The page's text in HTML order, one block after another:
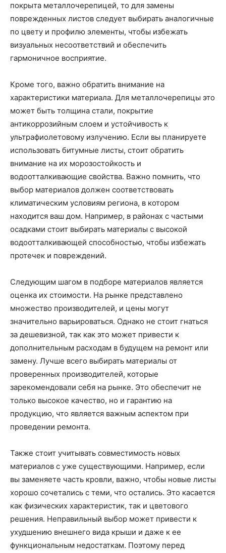
покрыта металлочерепицей, то для замены
поврежденных листов следует выбирать аналогичные
по цвету и профилю элементы, чтобы избежать
визуальных несоответствий и обеспечить
гармоничное восприятие.
Кроме того, важно обратить внимание на
характеристики материала. Для металлочерепицы это
может быть толщина стали, покрытие
антикоррозийным слоем и устойчивость к
ультрафиолетовому излучению. Если вы планируете
использовать битумные листы, стоит обратить
внимание на их морозостойкость и
водоотталкивающие свойства. Важно помнить, что
выбор материалов должен соответствовать
климатическим условиям региона, в котором
находится ваш дом. Например, в районах с частыми
осадками стоит выбирать материалы с высокой
водоотталкивающей способностью, чтобы избежать
протечек и повреждений.
Следующим шагом в подборе материалов является
оценка их стоимости. На рынке представлено
множество производителей, и цены могут
значительно варьироваться. Однако не стоит гнаться
за дешевизной, так как это может привести к
дополнительным расходам в будущем на ремонт или
замену. Лучше всего выбирать материалы от
проверенных производителей, которые
зарекомендовали себя на рынке. Это обеспечит не
только высокое качество, но и гарантию на
продукцию, что является важным аспектом при
проведении ремонта.
Также стоит учитывать совместимость новых
материалов с уже существующими. Например, если
вы заменяете часть кровли, важно, чтобы новые листы
хорошо сочетались с теми, что остались. Это касается
как физических характеристик, так и цветового
решения. Неправильный выбор может привести к
ухудшению внешнего вида крыши и даже к ее
функциональным недостаткам. Поэтому перед